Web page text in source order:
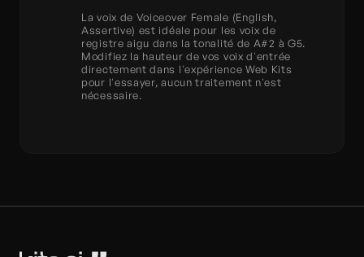
La voix de Voiceover Female (English,
Assertive) est idéale pour les voix de
registre aigu dans la tonalité de A#2 à G5.
Modifiez la hauteur de vos voix d'entrée
directement dans l'expérience Web Kits
pour l'essayer, aucun traitement n'est
nécessaire.